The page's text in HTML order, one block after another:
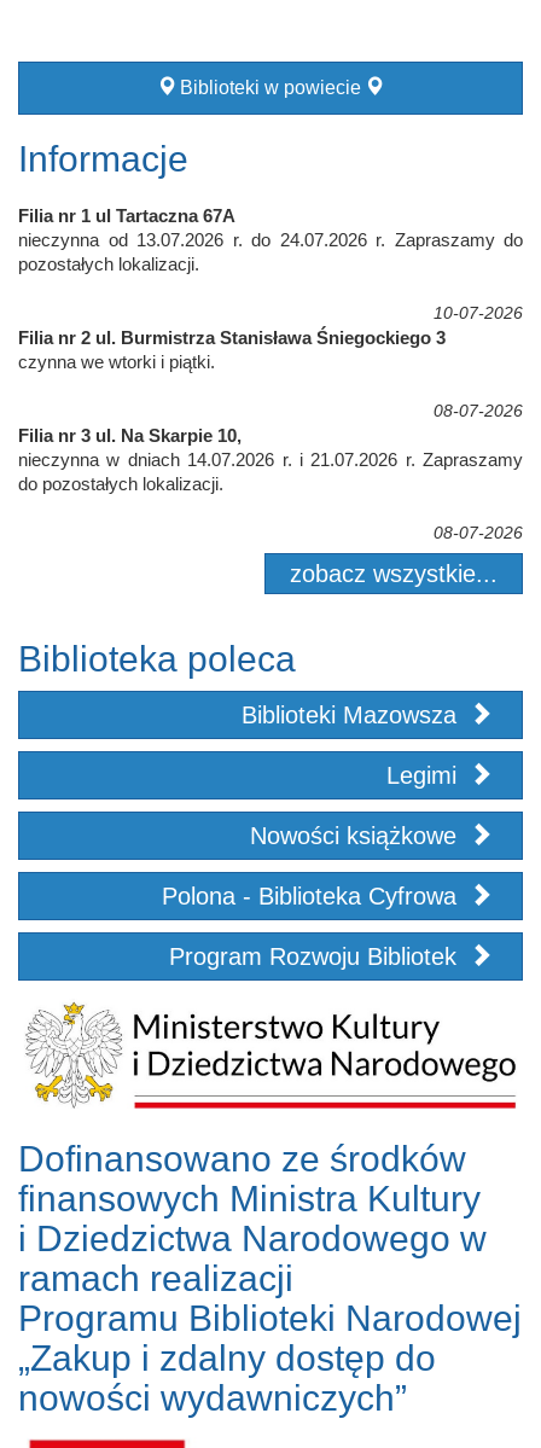
Biblioteki w powiecie
Informacje
Filia nr 1 ul Tartaczna 67A
nieczynna od 13.07.2026 r. do 24.07.2026 r. Zapraszamy do
pozostałych lokalizacji.
10-07-2026
Filia nr 2 ul. Burmistrza Stanisława Śniegockiego 3
czynna we wtorki i piątki.
08-07-2026
Filia nr 3 ul. Na Skarpie 10,
nieczynna w dniach 14.07.2026 r. i 21.07.2026 r. Zapraszamy
do pozostałych lokalizacji.
08-07-2026
zobacz wszystkie...
Biblioteka poleca
Biblioteki Mazowsza
Legimi
Nowości książkowe
Polona - Biblioteka Cyfrowa
Program Rozwoju Bibliotek
Dofinansowano ze środków
finansowych Ministra Kultury
i Dziedzictwa Narodowego w
ramach realizacji
Programu Biblioteki Narodowej
„Zakup i zdalny dostęp do
nowości wydawniczych”